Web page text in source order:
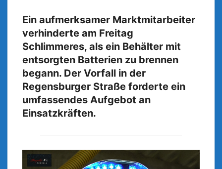
Ein aufmerksamer Marktmitarbeiter
verhinderte am Freitag
Schlimmeres, als ein Behälter mit
entsorgten Batterien zu brennen
begann. Der Vorfall in der
Regensburger Straße forderte ein
umfassendes Aufgebot an
Einsatzkräften.